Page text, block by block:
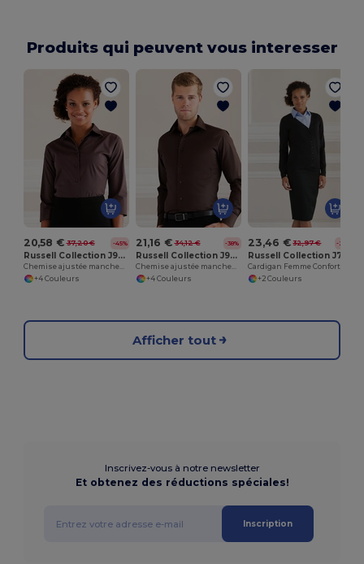
Produits qui peuvent vous interesser
20,58 € 37,20 € -45%
Russell Collection J946F
Chemise ajustée manches ¾ facile d’entretien pour femme
+4 Couleurs
21,16 € 34,12 € -38%
Russell Collection J946M
Chemise ajustée manches longues facile d’entretien
+4 Couleurs
23,46 € 32,97 € -29%
+2 Couleurs
Afficher tout
Inscrivez-vous à notre newsletter
Et obtenez des réductions spéciales!
Inscription